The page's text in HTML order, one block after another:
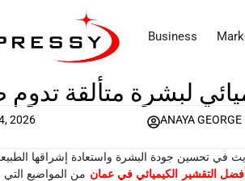
Business
لبشرة متألقة تدوم
2026 ANAYA GEORGE
في تحسين جودة البشرة واستعادة إشراقها
أفضل التقشير الكيميائي في عمان من المواضيع التي